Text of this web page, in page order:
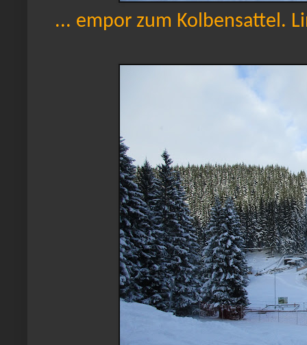
... empor zum Kolbensattel.